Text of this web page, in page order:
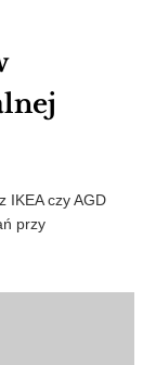
IKEA czy AGD
przy